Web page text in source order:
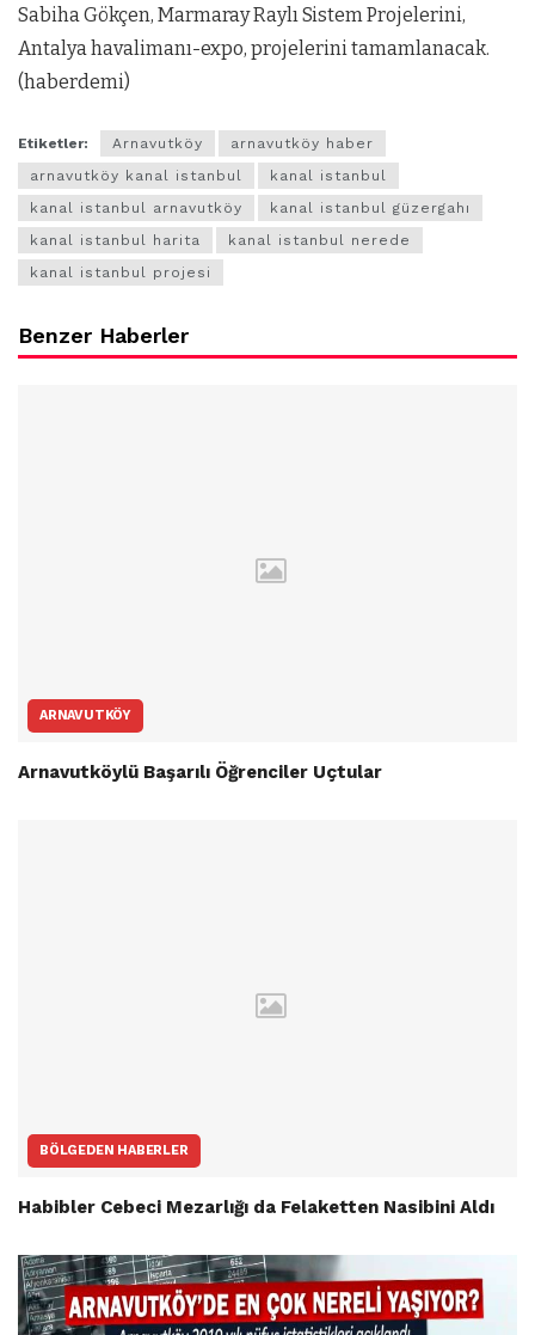
Sabiha Gökçen, Marmaray Raylı Sistem Projelerini,
Antalya havalimanı-expo, projelerini tamamlanacak.
(haberdemi)
Etiketler: Arnavutköy
arnavutköy haber
arnavutköy kanal istanbul
kanal istanbul
kanal istanbul arnavutköy
kanal istanbul güzergahı
kanal istanbul harita
kanal istanbul nerede
kanal istanbul projesi
Benzer Haberler
ARNAVUTKÖY
Arnavutköylü Başarılı Öğrenciler Uçtular
BÖLGEDEN HABERLER
Habibler Cebeci Mezarlığı da Felaketten Nasibini Aldı